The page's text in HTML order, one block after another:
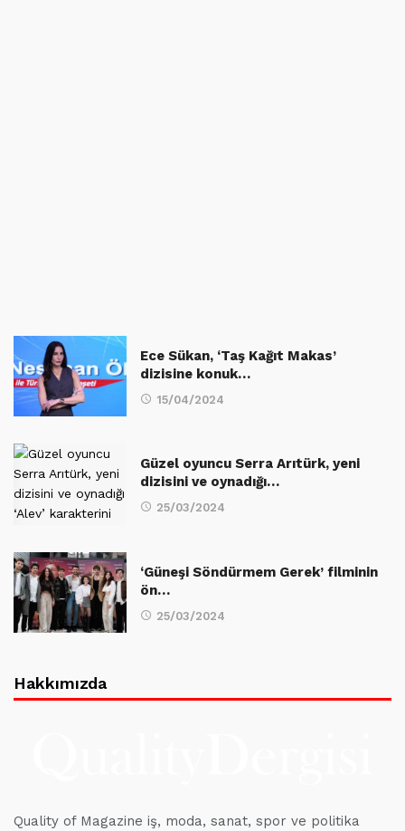
Ece Sükan, ‘Taş Kağıt Makas’
dizisine konuk…
15/04/2024
Güzel oyuncu Serra Arıtürk, yeni
dizisini ve oynadığı…
25/03/2024
‘Güneşi Söndürmem Gerek’ filminin
ön…
25/03/2024
Hakkımızda
Quality of Magazine iş, moda, sanat, spor ve politika